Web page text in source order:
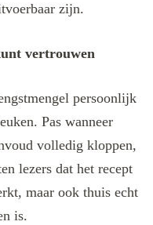
zijn.
vertrouwen
persoonlijk
Pas wanneer
volledig kloppen,
lezers dat het recept
maar ook thuis echt
is.